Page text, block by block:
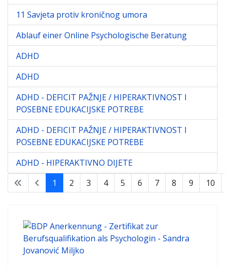
11 Savjeta protiv kroničnog umora
Ablauf einer Online Psychologische Beratung
ADHD
ADHD
ADHD - DEFICIT PAŽNJE / HIPERAKTIVNOST I
POSEBNE EDUKACIJSKE POTREBE
ADHD - DEFICIT PAŽNJE / HIPERAKTIVNOST I
POSEBNE EDUKACIJSKE POTREBE
ADHD - HIPERAKTIVNO DIJETE
Stranica 1 od 32
1 2 3 4 5 6 7 8 9 10